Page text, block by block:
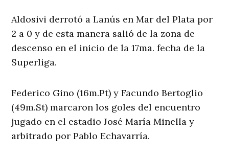
Aldosivi derrotó a Lanús en Mar del Plata por
2 a 0 y de esta manera salió de la zona de
descenso en el inicio de la 17ma. fecha de la
Superliga.
Federico Gino (16m.Pt) y Facundo Bertoglio
(49m.St) marcaron los goles del encuentro
jugado en el estadio José María Minella y
arbitrado por Pablo Echavarría.